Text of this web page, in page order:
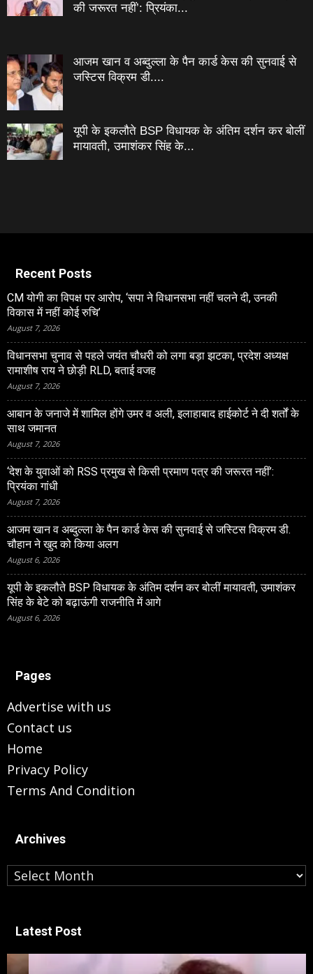
की जरूरत नहीं’: प्रियंका...
आजम खान व अब्दुल्ला के पैन कार्ड केस की सुनवाई से
जस्टिस विक्रम डी....
यूपी के इकलौते BSP विधायक के अंतिम दर्शन कर बोलीं
मायावती, उमाशंकर सिंह के...
Recent Posts
CM योगी का विपक्ष पर आरोप, ‘सपा ने विधानसभा नहीं चलने दी, उनकी
विकास में नहीं कोई रुचि’
August 7, 2026
विधानसभा चुनाव से पहले जयंत चौधरी को लगा बड़ा झटका, प्रदेश अध्यक्ष
रामाशीष राय ने छोड़ी RLD, बताई वजह
August 7, 2026
आबान के जनाजे में शामिल होंगे उमर व अली, इलाहाबाद हाईकोर्ट ने दी शर्तों के
साथ जमानत
August 7, 2026
‘देश के युवाओं को RSS प्रमुख से किसी प्रमाण पत्र की जरूरत नहीं’:
प्रियंका गांधी
August 7, 2026
आजम खान व अब्दुल्ला के पैन कार्ड केस की सुनवाई से जस्टिस विक्रम डी.
चौहान ने खुद को किया अलग
August 6, 2026
यूपी के इकलौते BSP विधायक के अंतिम दर्शन कर बोलीं मायावती, उमाशंकर
सिंह के बेटे को बढ़ाऊंगी राजनीति में आगे
August 6, 2026
Pages
Advertise with us
Contact us
Home
Privacy Policy
Terms And Condition
Archives
Archives
Latest Post